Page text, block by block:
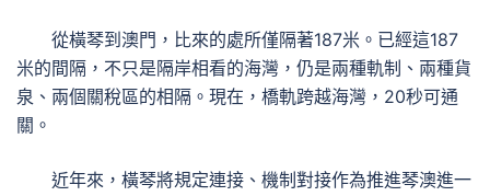
從橫琴到澳門，比來的處所僅隔著187米。已經這187
米的間隔，不只是隔岸相看的海灣，仍是兩種軌制、兩種貨
泉、兩個關稅區的相隔。現在，橋軌跨越海灣，20秒可通
關。
近年來，橫琴將規定連接、機制對接作為推進琴澳進一